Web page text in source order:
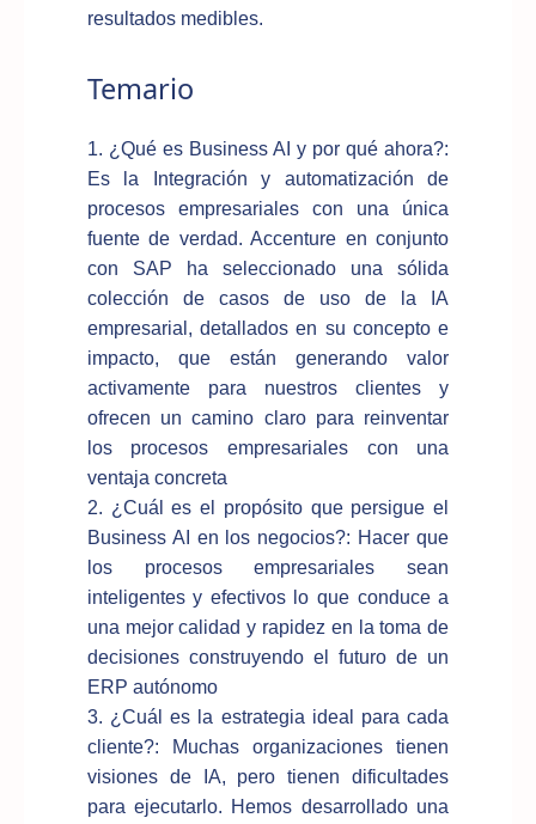
resultados medibles.
Temario
1. ¿Qué es Business AI y por qué ahora?:
Es la Integración y automatización de
procesos empresariales con una única
fuente de verdad. Accenture en conjunto
con SAP ha seleccionado una sólida
colección de casos de uso de la IA
empresarial, detallados en su concepto e
impacto, que están generando valor
activamente para nuestros clientes y
ofrecen un camino claro para reinventar
los procesos empresariales con una
ventaja concreta
2. ¿Cuál es el propósito que persigue el
Business AI en los negocios?: Hacer que
los procesos empresariales sean
inteligentes y efectivos lo que conduce a
una mejor calidad y rapidez en la toma de
decisiones construyendo el futuro de un
ERP autónomo
3. ¿Cuál es la estrategia ideal para cada
cliente?: Muchas organizaciones tienen
visiones de IA, pero tienen dificultades
para ejecutarlo. Hemos desarrollado una